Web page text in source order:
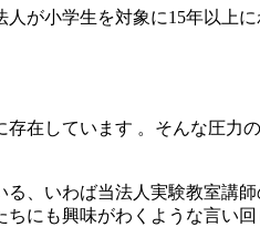
が小学生を対象に15年以上
在しています 。そんな圧力
、いわば当法人実験教室講
にも興味がわくような言い